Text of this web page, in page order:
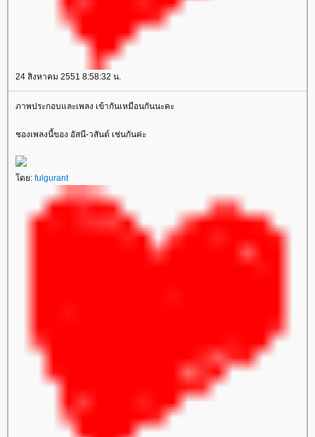
24 สิงหาคม 2551 8:58:32 น.
ภาพประกอบและเพลง เข้ากันเหมือนกันนะคะ
ชองเพลงนี้ของ อัสนี-วสันต์ เช่นกันค่ะ
ดย: fulgurant